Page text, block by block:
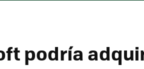
podría